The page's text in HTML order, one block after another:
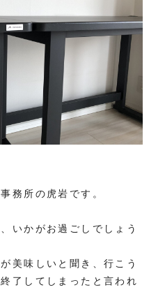
務所の虎岩です。
いかがお過ごしでしょう
美味しいと聞き、行こう
了してしまったと言われ